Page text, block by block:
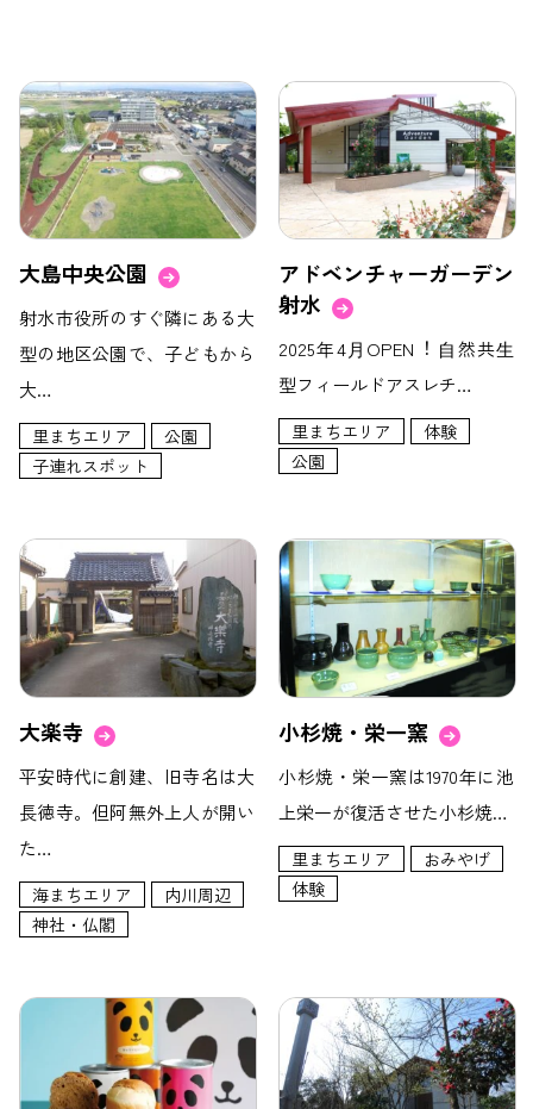
大島中央公園
射水市役所のすぐ隣にある大
型の地区公園で、子どもから
大…
里まちエリア
公園
子連れスポット
アドベンチャーガーデン
射水
2025年4⽉OPEN︕ ⾃然共⽣
型フィールドアスレチ…
里まちエリア
体験
公園
大楽寺
平安時代に創建、旧寺名は大
長徳寺。但阿無外上人が開い
た…
海まちエリア
内川周辺
神社・仏閣
小杉焼・栄一窯
小杉焼・栄一窯は1970年に池
上栄一が復活させた小杉焼…
里まちエリア
おみやげ
体験